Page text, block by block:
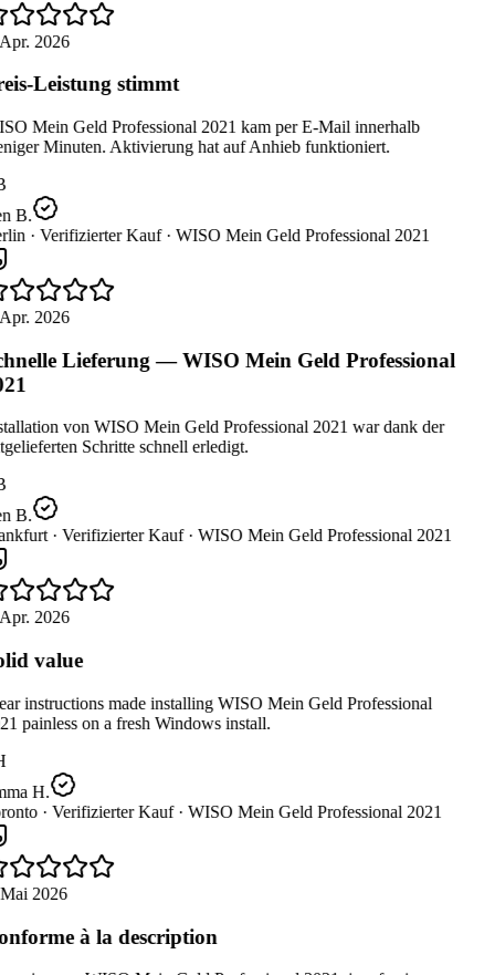
2026
Leistung stimmt
Mein Geld Professional 2021 kam per E-Mail innerhalb
Minuten. Aktivierung hat auf Anhieb funktioniert.
B.
· Verifizierter Kauf · WISO Mein Geld Professional 2021
2026
Lieferung — WISO Mein Geld Professional
von WISO Mein Geld Professional 2021 war dank der
Schritte schnell erledigt.
B.
· Verifizierter Kauf · WISO Mein Geld Professional 2021
2026
value
instructions made installing WISO Mein Geld Professional
painless on a fresh Windows install.
H.
· Verifizierter Kauf · WISO Mein Geld Professional 2021
2026
à la description